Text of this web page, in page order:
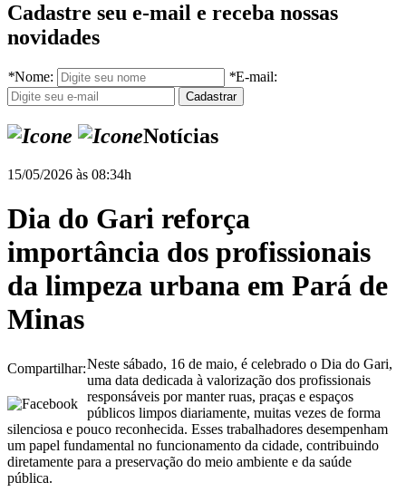
Cadastre seu e-mail e receba nossas
novidades
*Nome: *E-mail:
Notícias
15/05/2026 às 08:34h
Dia do Gari reforça
importância dos profissionais
da limpeza urbana em Pará de
Minas
Compartilhar:Neste sábado, 16 de maio, é celebrado o Dia do Gari,
uma data dedicada à valorização dos profissionais
responsáveis por manter ruas, praças e espaços
públicos limpos diariamente, muitas vezes de forma
silenciosa e pouco reconhecida. Esses trabalhadores desempenham
um papel fundamental no funcionamento da cidade, contribuindo
diretamente para a preservação do meio ambiente e da saúde
pública.